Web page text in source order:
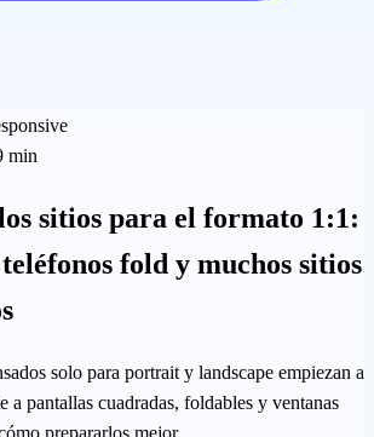
min
sitios para el formato 1:1:
fold y muchos sitios
solo para portrait y landscape empiezan a
a pantallas cuadradas, foldables y ventanas
prepararlos mejor.